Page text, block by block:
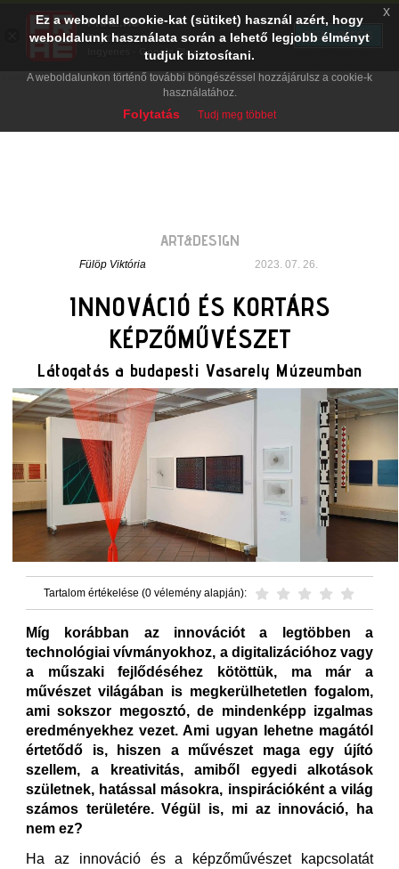
ART&DESIGN
Fülöp Viktória 2023. 07. 26.
INNOVÁCIÓ ÉS KORTÁRS
KÉPZŐMŰVÉSZET
Látogatás a budapesti Vasarely Múzeumban
Tartalom értékelése (0 vélemény alapján):
Míg korábban az innovációt a legtöbben a
technológiai vívmányokhoz, a digitalizációhoz vagy
a műszaki fejlődéséhez kötöttük, ma már a
művészet világában is megkerülhetetlen fogalom,
ami sokszor megosztó, de mindenképp izgalmas
eredményekhez vezet. Ami ugyan lehetne magától
értetődő is, hiszen a művészet maga egy újító
szellem, a kreativitás, amiből egyedi alkotások
születnek, hatással másokra, inspirációként a világ
számos területére. Végül is, mi az innováció, ha
nem ez?
Ha az innováció és a képzőművészet kapcsolatát
Ez a weboldal cookie-kat (sütiket) használ azért, hogy
weboldalunk használata során a lehető legjobb élményt
tudjuk biztosítani.
A weboldalunkon történő további böngészéssel hozzájárulsz a cookie-k
használatához.
Folytatás Tudj meg többet
x
PRAE.HU
Digital Evolution
Ingyenes - Google Play
TELEPÍTÉS